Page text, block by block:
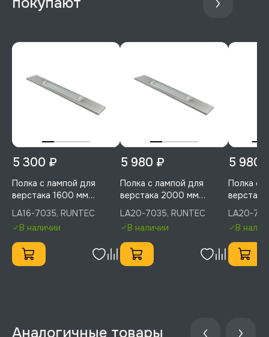
5 300 ₽
Полка с лампой для
верстака 1600 мм
(светло-серый), RUNTEC,
LA16-7035
LA16-7035, RUNTEC
В наличии
5 980 ₽
Полка с лампой для
верстака 2000 мм
(светло-серый), RUNTEC,
LA20-7035
LA20-7035, RUNTEC
В наличии
5 980
Полка с
LA20-
В